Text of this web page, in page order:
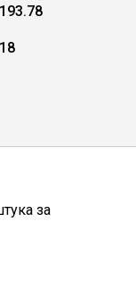
193.78
18
за